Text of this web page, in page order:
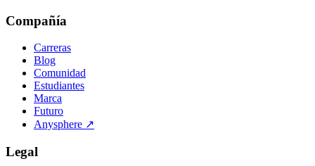
Compañía
Carreras
Blog
Comunidad
Estudiantes
Marca
Futuro
Anysphere ↗
Legal